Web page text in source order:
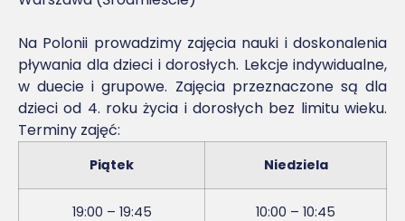
Na Polonii prowadzimy zajęcia nauki i doskonalenia
pływania dla dzieci i dorosłych. Lekcje indywidualne,
w duecie i grupowe. Zajęcia przeznaczone są dla
dzieci od 4. roku życia i dorosłych bez limitu wieku.
Terminy zajęć:
Piątek Niedziela
19:00 – 19:45 10:00 – 10:45